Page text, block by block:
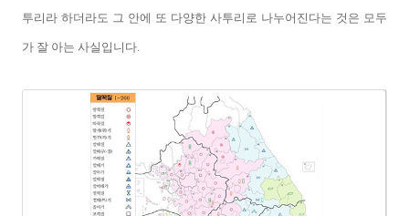
투리라 하더라도 그 안에 또 다양한 사투리로 나누어진다는 것은 모두
가 잘 아는 사실입니다.